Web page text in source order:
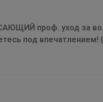
проф. уход за
под впечатлением!